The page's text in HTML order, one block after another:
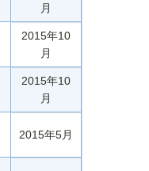
月
2015年10
月
2015年10
月
2015年5月